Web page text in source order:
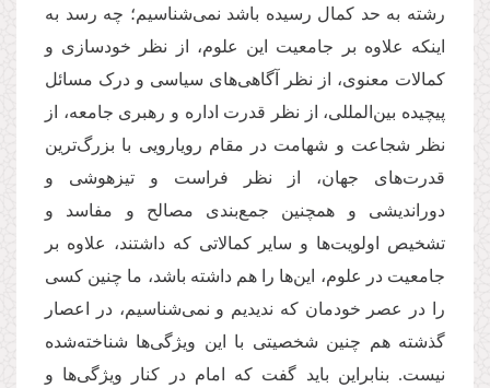
رشته به حد کمال رسیده باشد نمی‌شناسیم؛ چه رسد به
اینکه علاوه بر جامعیت این علوم، از نظر خودسازی و
کمالات معنوی، از نظر آگاهی‌های سیاسی و درک مسائل
پیچیده بین‌المللی، از نظر قدرت اداره و رهبری جامعه، از
نظر شجاعت و شهامت در مقام رویارویی با بزرگ‌ترین
قدرت‌های جهان، از نظر فراست و تیزهوشی و
دوراندیشی و همچنین جمع‌بندی مصالح و مفاسد و
تشخیص اولویت‌ها و سایر کمالاتی که داشتند، علاوه بر
جامعیت در علوم، این‌ها را هم داشته باشد، ما چنین کسی
را در عصر خودمان که ندیدیم و نمی‌شناسیم، در اعصار
گذشته هم چنین شخصیتی با این ویژگی‌ها شناخته‌شده
نیست. بنابراین باید گفت که امام در کنار ویژگی‌ها و